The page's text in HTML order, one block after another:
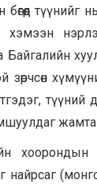
түүнийг
хэмээн
түүний
хоорондын
найрсаг